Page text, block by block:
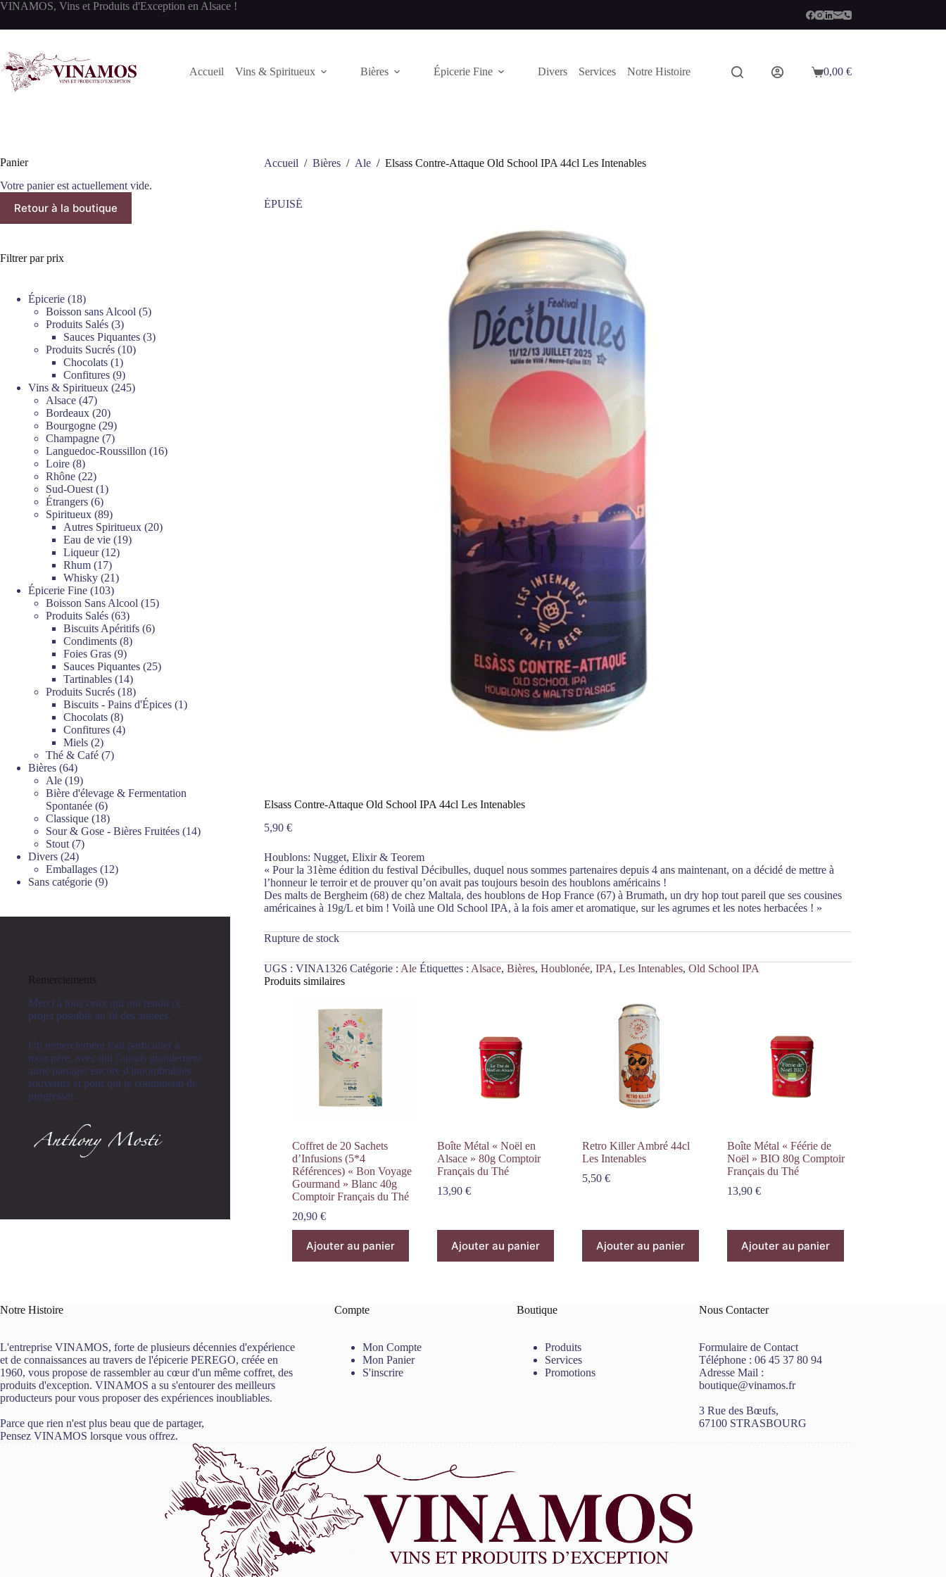
Passer
contenu
VINAMOS, Vins et Produits d'Exception en Alsace !
Accueil Vins & Spiritueux Bières Épicerie Fine Divers Services Notre Histoire
Panier
0,00 €
Accueil / Bières / Ale / Elsass Contre-Attaque Old School IPA 44cl Les Intenables
ÉPUISÉ
Elsass Contre-Attaque Old School IPA 44cl Les Intenables
5,90 €
Houblons: Nugget, Elixir & Teorem
« Pour la 31ème édition du festival Décibulles, duquel nous sommes partenaires depuis 4 ans maintenant, on a décidé de mettre à
l’honneur le terroir et de prouver qu’on avait pas toujours besoin des houblons américains !
Des malts de Bergheim (68) de chez Maltala, des houblons de Hop France (67) à Brumath, un dry hop tout pareil que ses cousines
américaines à 19g/L et bim ! Voilà une Old School IPA, à la fois amer et aromatique, sur les agrumes et les notes herbacées ! »
Rupture de stock
UGS : VINA1326 Catégorie : Ale Étiquettes : Alsace, Bières, Houblonée, IPA, Les Intenables, Old School IPA
Produits similaires
Coffret de 20 Sachets
d’Infusions (5*4
Références) « Bon Voyage
Gourmand » Blanc 40g
Comptoir Français du Thé
20,90 €
Ajouter au panier
Boîte Métal « Noël en
Alsace » 80g Comptoir
Français du Thé
13,90€
Ajouter au panier
Retro Killer Ambré 44cl
Les Intenables
5,50€
Ajouter au panier
Boîte Métal « Féérie de
Noël » BIO 80g Comptoir
Français du Thé
13,90€
Ajouter au panier
Panier
Votre panier est actuellement vide.
Retour à la boutique
Filtrer par prix
Épicerie 1818
produits
Boisson sans Alcool 55
Produits Salés 33
produits
Sauces Piquantes 33
Produits Sucrés 1010
Chocolats 11
produit
Confitures 99
produits
Vins & Spiritueux 245245
Alsace 4747
produits
Bordeaux 2020
produits
Bourgogne 2929
produits
Champagne 77
produits
Languedoc-Roussillon 1616
Loire 88
produits
Rhône 2222
produits
Sud-Ouest 11
Étrangers 66
produits
Spiritueux 8989
produits
Autres Spiritueux 2020
Eau de vie 1919
Liqueur 1212
Rhum 1717
produits
Whisky 2121
Épicerie Fine 103103
produits
Boisson Sans Alcool 1515
Produits Salés 6363
produits
Biscuits Apéritifs 66
Condiments 88
Foies Gras 99
produits
Sauces Piquantes 2525
Tartinables 1414
produits
Produits Sucrés 1818
produits
Biscuits - Pains d'Épices 11
Chocolats 88
produits
Confitures 44
Miels 22
produits
Thé & Café 77
Bières 6464
produits
Ale 1919
produits
Bière d'élevage & Fermentation
Spontanée 66
produits
Classique 1818
produits
Sour & Gose - Bières Fruitées 1414
Stout 77
Divers 2424
produits
Emballages 1212
Sans catégorie 99
Remerciements
Merci à tous ceux qui ont rendu ce
projet possible au fil des années.
Un remerciement tout particulier à
mon père, avec qui j'aurais grandement
aimé partager encore d'innombrables
souvenirs et pour qui je continuerai de
progresser.
Notre Histoire
L'entreprise VINAMOS, forte de plusieurs décennies d'expérience
et de connaissances au travers de l'épicerie PEREGO, créée en
1960, vous propose de rassembler au cœur d'un même coffret, des
produits d'exception. VINAMOS a su s'entourer des meilleurs
producteurs pour vous proposer des expériences inoubliables.
Parce que rien n'est plus beau que de partager,
Pensez VINAMOS lorsque vous offrez.
Compte
Mon Compte
Mon Panier
S'inscrire
Boutique
Produits
Services
Promotions
Nous Contacter
Formulaire de Contact
Téléphone :06 45 37 80 94
Adresse Mail :
boutique@vinamos.fr
3 Rue des Bœufs,
67100 STRASBOURG